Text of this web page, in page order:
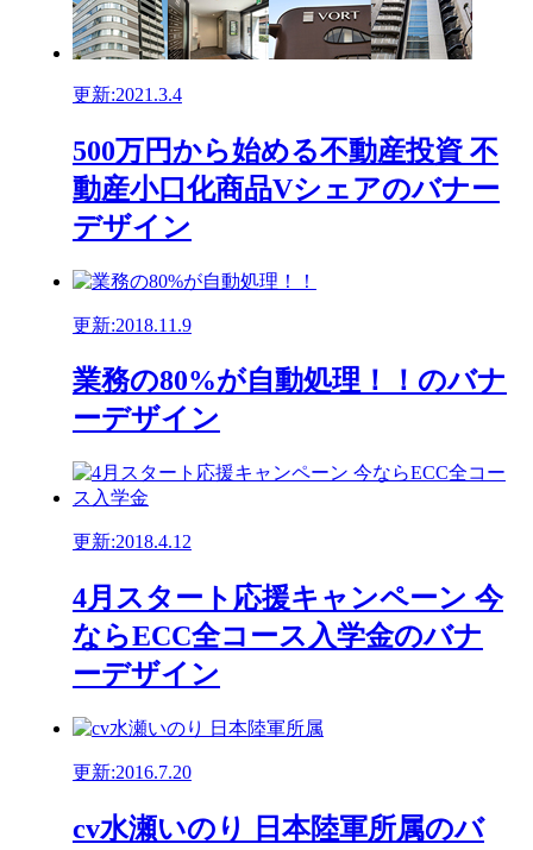
更新:2021.3.4
500万円から始める不動産投資 不
動産小口化商品Vシェアのバナー
デザイン
更新:2018.11.9
業務の80%が自動処理！！のバナ
ーデザイン
更新:2018.4.12
4月スタート応援キャンペーン 今
ならECC全コース入学金のバナ
ーデザイン
更新:2016.7.20
cv水瀬いのり 日本陸軍所属のバ